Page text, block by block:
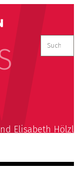
nach:
Elisabeth Hölzl